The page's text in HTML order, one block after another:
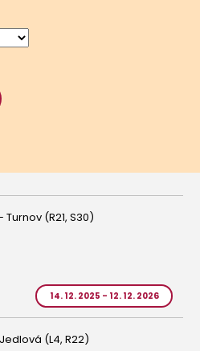
(R21, S30)
14. 12. 2025 - 12. 12. 2026
(L4, R22)